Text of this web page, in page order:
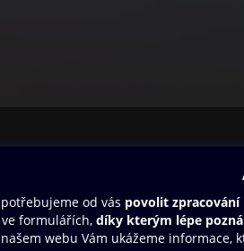
Aplikace a hry
SMS/MMS Info
Blog
Dárkový poukaz
Nápověda